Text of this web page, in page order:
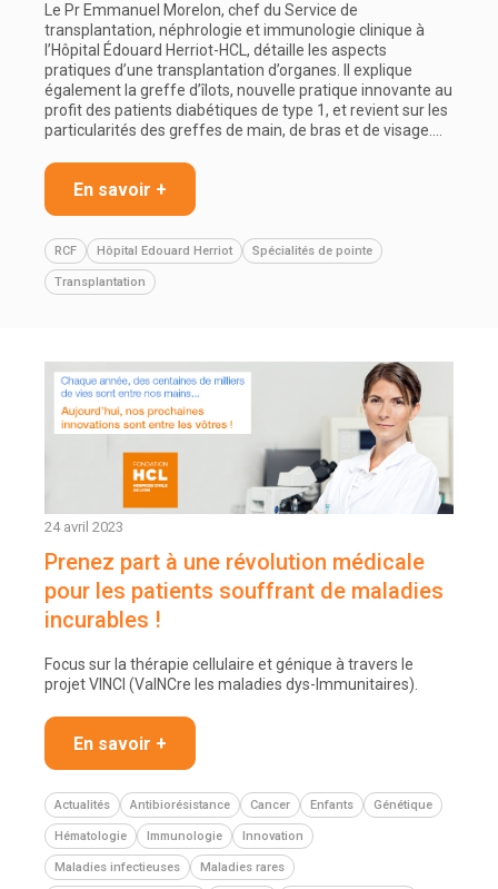
Le Pr Emmanuel Morelon, chef du Service de
transplantation, néphrologie et immunologie clinique à
l’Hôpital Édouard Herriot-HCL, détaille les aspects
pratiques d’une transplantation d’organes. Il explique
également la greffe d’îlots, nouvelle pratique innovante au
profit des patients diabétiques de type 1, et revient sur les
particularités des greffes de main, de bras et de visage.…
En savoir +
RCF Hôpital Edouard Herriot Spécialités de pointe
Transplantation
24 avril 2023
Prenez part à une révolution médicale
pour les patients souffrant de maladies
incurables !
Focus sur la thérapie cellulaire et génique à travers le
projet VINCI (VaINCre les maladies dys-Immunitaires).
En savoir +
Actualités Antibiorésistance Cancer Enfants Génétique
Hématologie Immunologie Innovation
Maladies infectieuses Maladies rares